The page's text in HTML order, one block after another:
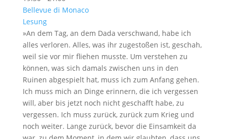
Bellevue di Monaco
Lesung
»An dem Tag, an dem Dada verschwand, habe ich
alles verloren. Alles, was ihr zugestoßen ist, geschah,
weil sie vor mir fliehen musste. Um verstehen zu
können, was sich damals zwischen uns in den
Ruinen abgespielt hat, muss ich zum Anfang gehen.
Ich muss mich an Dinge erinnern, die ich vergessen
will, aber bis jetzt noch nicht geschafft habe, zu
vergessen. Ich muss zurück, zurück zum Krieg und
noch weiter. Lange zurück, bevor die Einsamkeit da